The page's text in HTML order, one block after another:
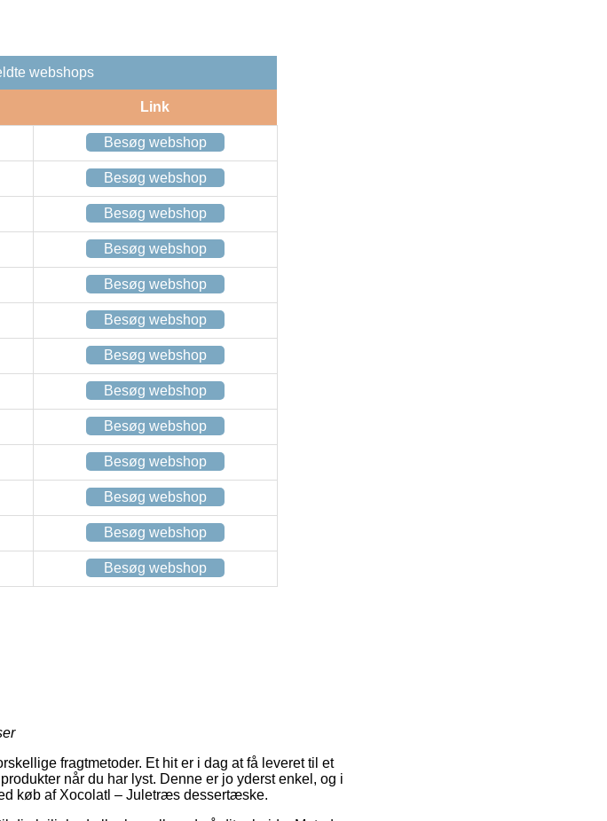
webshops
Link
Besøg webshop
Besøg webshop
Besøg webshop
Besøg webshop
Besøg webshop
Besøg webshop
Besøg webshop
Besøg webshop
Besøg webshop
Besøg webshop
Besøg webshop
Besøg webshop
Besøg webshop
fragtmetoder. Et hit er i dag at få leveret til et
når du har lyst. Denne er jo yderst enkel, og i
køb af Xocolatl – Juletræs dessertæske.